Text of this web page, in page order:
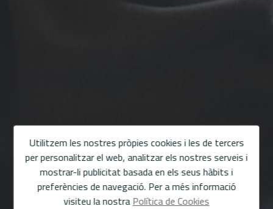
Utilitzem les nostres pròpies cookies i les de tercers
per personalitzar el web, analitzar els nostres serveis i
mostrar-li publicitat basada en els seus hàbits i
preferències de navegació. Per a més informació
visiteu la nostra Política de Cookies